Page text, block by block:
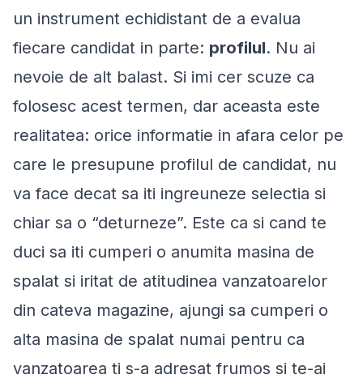
un instrument echidistant de a evalua
fiecare candidat in parte: profilul. Nu ai
nevoie de alt balast. Si imi cer scuze ca
folosesc acest termen, dar aceasta este
realitatea: orice informatie in afara celor pe
care le presupune profilul de candidat, nu
va face decat sa iti ingreuneze selectia si
chiar sa o “deturneze”. Este ca si cand te
duci sa iti cumperi o anumita masina de
spalat si iritat de atitudinea vanzatoarelor
din cateva magazine, ajungi sa cumperi o
alta masina de spalat numai pentru ca
vanzatoarea ti s-a adresat frumos si te-ai